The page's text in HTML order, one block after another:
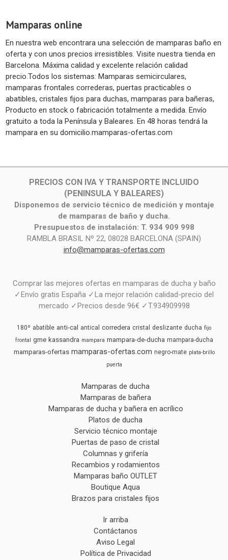
Mamparas online
En nuestra web encontrara una selección de mamparas baño en
oferta y con unos precios irresistibles. Visite nuestra tienda en
Barcelona. Máxima calidad y excelente relación calidad
precio.Todos los sistemas: Mamparas semicirculares,
mamparas frontales correderas, puertas practicables o
abatibles, cristales fijos para duchas, mamparas para bañeras,
Producto en stock o fabricación totalmente a medida. Envío
gratuito a toda la Península y Baleares. En 48 horas tendrá la
mampara en su domicilio.mamparas-ofertas.com
PRECIOS CON IVA Y TRANSPORTE INCLUIDO
(PENINSULA Y BALEARES)
Disponemos de servicio técnico de medición y montaje
de mamparas de baño y ducha.
Presupuestos de instalación: T. 934 909 998
RAMBLA BRASIL Nº 22, 08028 BARCELONA (SPAIN)
info@mamparas-ofertas.com
Comprar las mejores ofertas en mamparas de ducha y baño
✓Envío gratis España ✓La mejor relación calidad-precio del
mercado ✓Precios desde 96€ ✓T.934909998
180º abatible anti-cal antical corredera cristal deslizante ducha fijo
frontal gme kassandra mampara mampara-de-ducha mampara-ducha
mamparas-ofertas mamparas-ofertas.com negro-mate plata-brillo
puerta
Mamparas de ducha
Mamparas de bañera
Mamparas de ducha y bañera en acrílico
Platos de ducha
Servicio técnico montaje
Puertas de paso de cristal
Columnas y grifería
Recambios y rodamientos
Mamparas baño OUTLET
Boutique Aqua
Brazos para cristales fijos
Ir arriba
Contáctanos
Aviso Legal
Política de Privacidad